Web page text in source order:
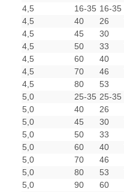
4,5
16-35 16-35
4,5
40 26
4,5
45 30
4,5
50 33
4,5
60 40
4,5
70 46
4,5
80 53
5,0
25-35 25-35
5,0
40 26
5,0
45 30
5,0
50 33
5,0
60 40
5,0
70 46
5,0
80 53
5,0
90 60